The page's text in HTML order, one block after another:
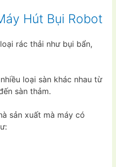
Hút Bụi Robot
rác thải như bụi bẩn,
loại sàn khác nhau từ
sàn thảm.
sản xuất mà máy có